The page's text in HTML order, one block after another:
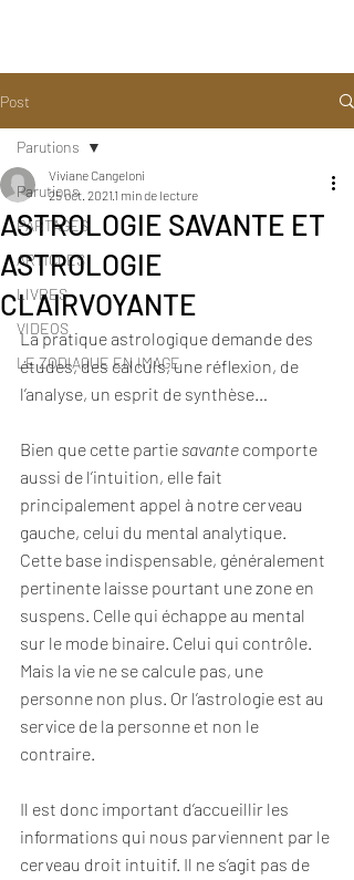
Post
Parutions
PARTAGES
ARTICLES
LIVRES
VIDEOS
LE ZODIAQUE EN IMAGE
Parutions
ASTROLOGIE SAVANTE ET
ASTROLOGIE
CLAIRVOYANTE
Viviane Cangeloni
25 oct. 2021 1 min de lecture
La pratique astrologique demande des
études, des calculs, une réflexion, de
l’analyse, un esprit de synthèse…
Bien que cette partie savante comporte
aussi de l’intuition, elle fait
principalement appel à notre cerveau
gauche, celui du mental analytique.
Cette base indispensable, généralement
pertinente laisse pourtant une zone en
suspens. Celle qui échappe au mental
sur le mode binaire. Celui qui contrôle.
Mais la vie ne se calcule pas, une
personne non plus. Or l’astrologie est au
service de la personne et non le
contraire.
Il est donc important d’accueillir les
informations qui nous parviennent par le
cerveau droit intuitif. Il ne s’agit pas de